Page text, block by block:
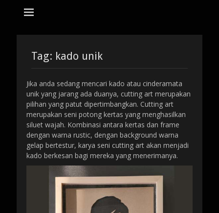
Tag: kado unik
Jika anda sedang mencari kado atau cinderamata
unik yang jarang ada duanya, cutting art merupakan
pilihan yang patut dipertimbangkan. Cutting art
merupakan seni potong kertas yang menghasilkan
siluet wajah. Kombinasi antara kertas dan frame
dengan warna rustic, dengan background warna
gelap bertestur, karya seni cutting art akan menjadi
kado berkesan bagi mereka yang menerimanya.